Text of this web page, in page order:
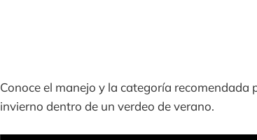
Conoce el manejo y la categoría
invierno dentro de un verdeo de verano.